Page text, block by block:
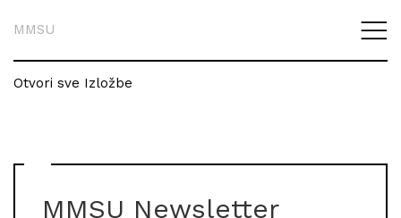
MMSU
Otvori sve Izložbe
MMSU Newsletter